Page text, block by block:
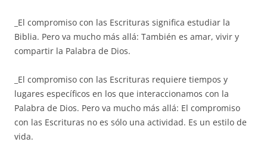
_El compromiso con las Escrituras significa estudiar la
Biblia. Pero va mucho más allá: También es amar, vivir y
compartir la Palabra de Dios.
_El compromiso con las Escrituras requiere tiempos y
lugares específicos en los que interaccionamos con la
Palabra de Dios. Pero va mucho más allá: El compromiso
con las Escrituras no es sólo una actividad. Es un estilo de
vida.